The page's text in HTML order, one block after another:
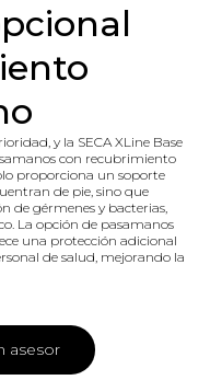
y la SECA XLine Base
con recubrimiento
proporciona un soporte
de pie, sino que
de gérmenes y bacterias,
La opción de pasamanos
una protección adicional
de salud, mejorando la
asesor